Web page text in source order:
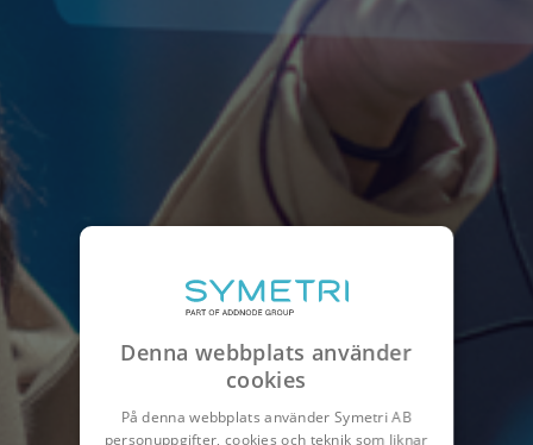
Denna webbplats använder
cookies
På denna webbplats använder Symetri AB
personuppgifter, cookies och teknik som liknar